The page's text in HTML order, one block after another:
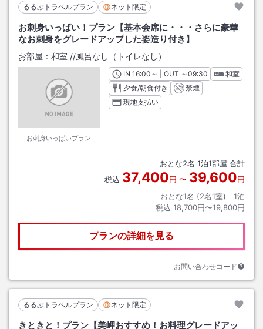
るるぶトラベルプラン ネット限定
お刺身いっぱい！プラン【基本会席に・・・さらに豪華
なお刺身をグレードアップした姿造り付き】
お部屋： 和室 //風呂なし（トイレなし）
お刺身いっぱいプラン
INチェックイン
16:00 ～ | OUT チェックアウト
～09:30
和室
夕食/朝食付き
禁煙
現地支払い
おとな2名 1泊1部屋 合計
税込 37,400円 〜 39,600円
おとな1名 (2名1室)｜ 1泊
税込 18,700円〜19,800円
プランの詳細を見る
お問い合わせコード
るるぶトラベルプラン ネット限定
きときと！プラン【美岬おすすめ！お料理グレードアッ